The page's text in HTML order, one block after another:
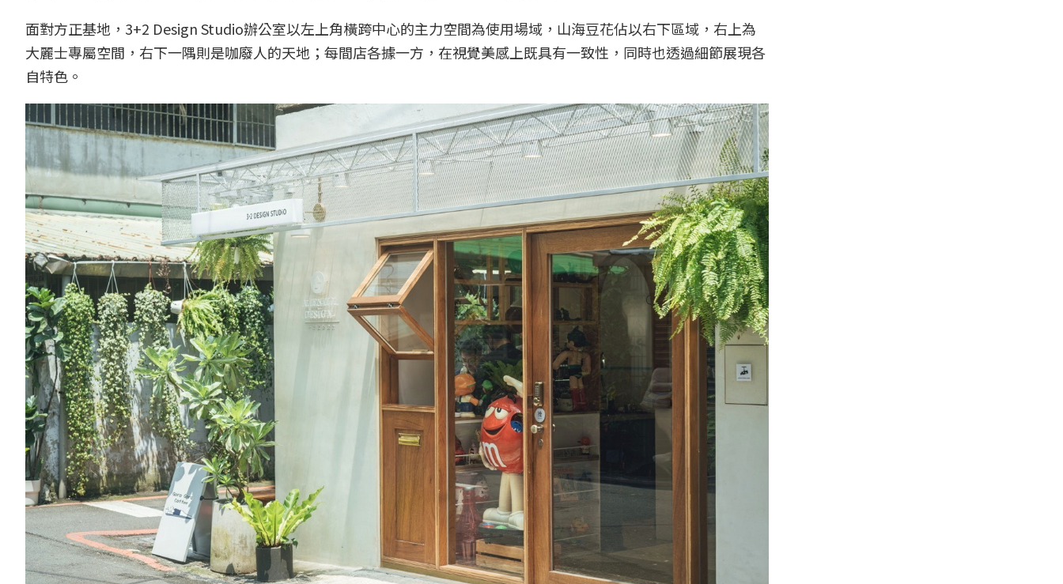
面對方正基地，3+2 Design Studio辦公室以左上角橫跨中心的主力空間為使用場域，山海豆花佔以右下區域，右上為
大麗士專屬空間，右下一隅則是咖廢人的天地；每間店各據一方，在視覺美感上既具有一致性，同時也透過細節展現各
自特色。